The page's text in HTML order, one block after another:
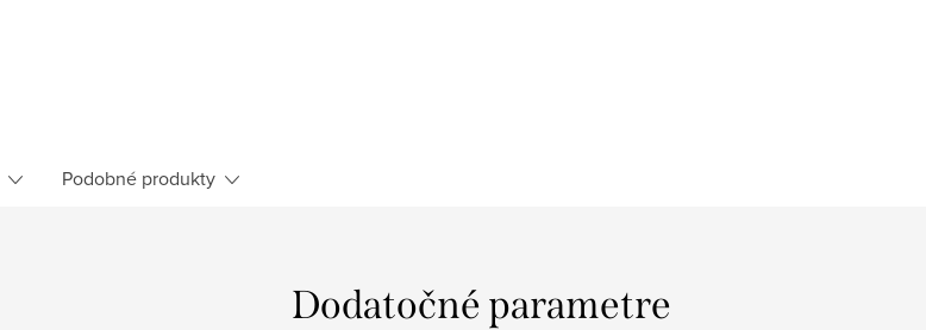
Podobné produkty
Dodatočné parametre